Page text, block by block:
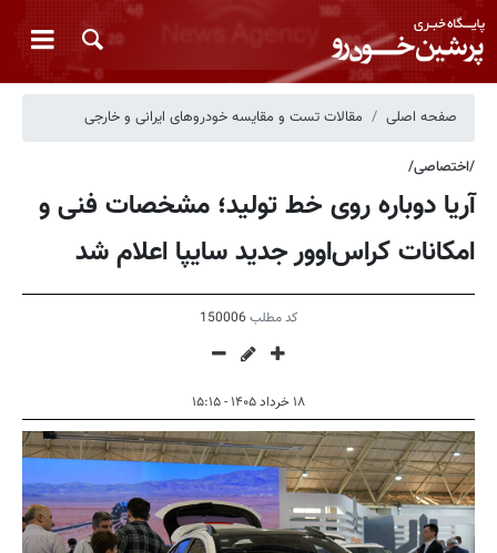
صفحه اصلی مقالات تست و مقایسه خودروهای ایرانی و خارجی
/اختصاصی/
آریا دوباره روی خط تولید؛ مشخصات فنی و
امکانات کراس‌اوور جدید سایپا اعلام شد
کد مطلب 150006
۱۸ خرداد ۱۴۰۵ - ۱۵:۱۵